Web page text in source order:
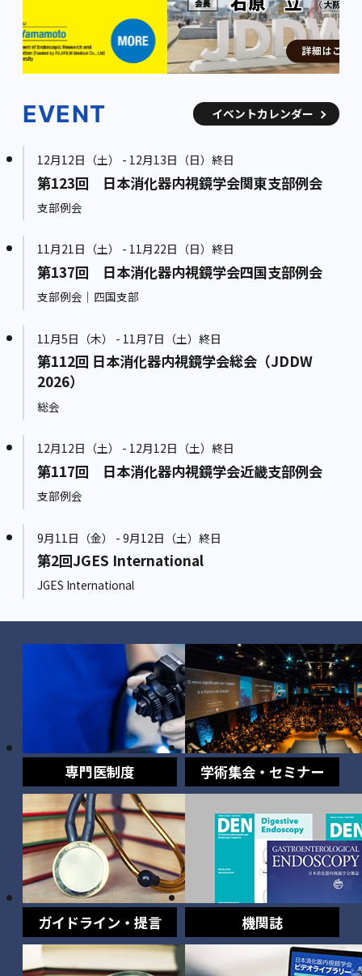
EVENT イベントカレンダー
12月12日（土） - 12月13日（日）終日
第123回 日本消化器内視鏡学会関東支部例会
支部例会
11月21日（土） - 11月22日（日）終日
第137回 日本消化器内視鏡学会四国支部例会
支部例会｜四国支部
11月5日（木） - 11月7日（土）終日
第112回 日本消化器内視鏡学会総会（JDDW
2026）
総会
12月12日（土） - 12月12日（土）終日
第117回 日本消化器内視鏡学会近畿支部例会
支部例会
9月11日（金） - 9月12日（土）終日
第2回JGES International
JGES International
専門医制度 学術集会・セミナー
ガイドライン・提言 機関誌